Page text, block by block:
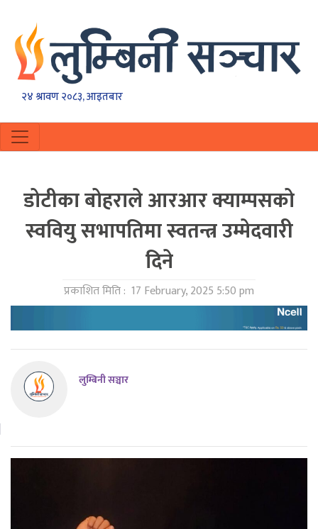
२४ श्रावण २०८३, आइतबार
डोटीका बोहराले आरआर क्याम्पसको
स्ववियु सभापतिमा स्वतन्त्र उम्मेदवारी
दिने
प्रकाशित मिति : 17 February, 2025 5:50 pm
लुम्बिनी सञ्चार